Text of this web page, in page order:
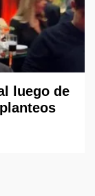
luego de